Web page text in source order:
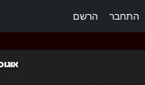
התחבר הרשם
אוגוסט